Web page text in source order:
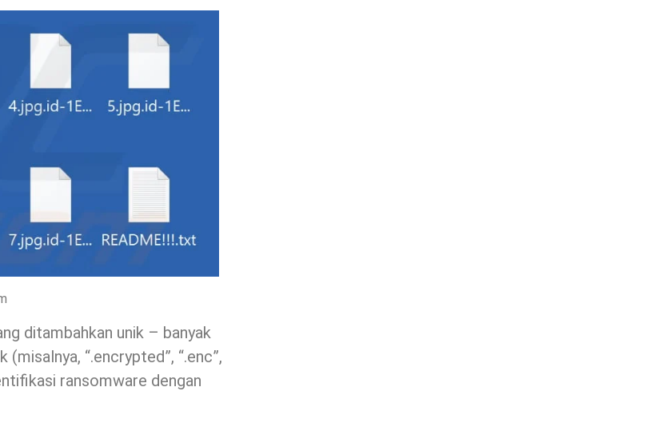
ditambahkan unik – banyak
“.encrypted”, “.enc”,
ransomware dengan